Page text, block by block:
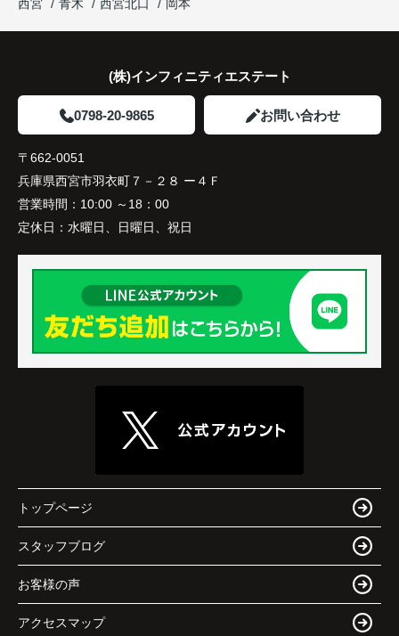
住み替え後は家族それぞれの通勤・通学時間が短く
家族全員にとって、将来を見据えた良い選択だった
西宮
青木 西宮北口 岡本
(株)インフィニティエステート
0798-20-9865 お問い合わせ
〒662-0051
兵庫県西宮市羽衣町７－２８ ー４Ｆ
営業時間： 10:00 ～18：00
定休日： 水曜日、日曜日、祝日
トップページ
スタッフブログ
お客様の声
アクセスマップ